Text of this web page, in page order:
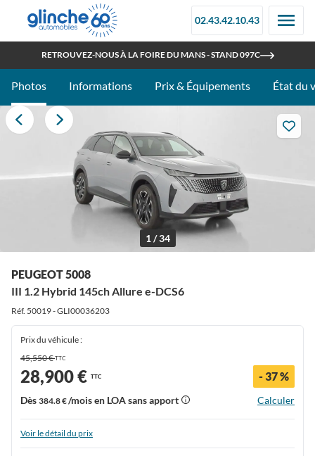
02.43.42.10.43
RETROUVEZ-NOUS À LA FOIRE DU MANS - STAND 097C
OUVERT TOUT L'ÉTÉ
Photos Informations Prix & Équipements État du
1 / 34
PEUGEOT 5008
III 1.2 Hybrid 145ch Allure e-DCS6
Réf. 50019 - GLI00036203
Prix du véhicule :
45,550 €TTC
28,900 € TTC - 37 %
Dès 384.8 €/mois en LOA sans apport Calculer
Voir le détail du prix